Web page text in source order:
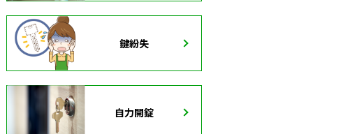
鍵紛失
自力開錠